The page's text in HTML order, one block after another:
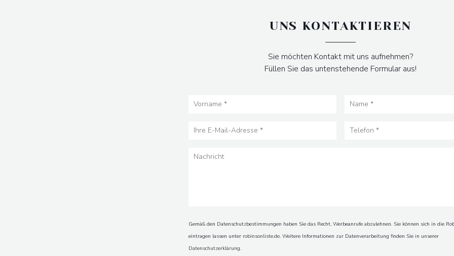
UNS KONTAKTIEREN
Sie möchten Kontakt mit uns aufnehmen?
Füllen Sie das untenstehende Formular aus!
Gemäß den Datenschutzbestimmungen haben Sie das Recht, Werbeanrufe abzulehnen. Sie können sich in die
eintragen lassen unter robinsonliste.de. Weitere Informationen zur Datenverarbeitung finden Sie in unserer
Datenschutzerklärung.